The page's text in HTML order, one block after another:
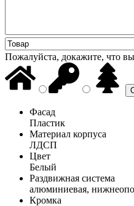
Пожалуйста, докажите, что
Фасад
Пластик
Материал корпуса
ЛДСП
Цвет
Белый
Раздвижная система
алюминиевая,
Кромка